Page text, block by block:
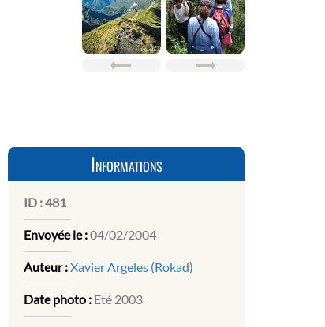
Informations
ID :481
Envoyée le :04/02/2004
Auteur :Xavier Argeles (Rokad)
Date photo : Eté 2003